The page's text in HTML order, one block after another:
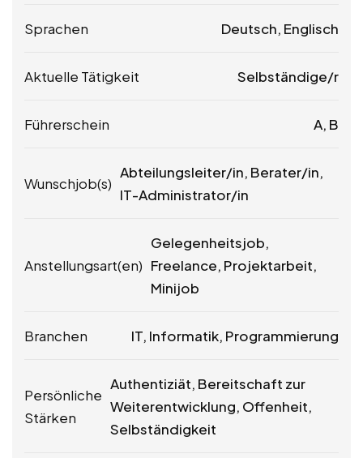
Sprachen Deutsch, Englisch
Aktuelle Tätigkeit Selbständige/r
Führerschein A, B
Wunschjob(s)
Abteilungsleiter/in, Berater/in,
IT-Administrator/in
Anstellungsart(en)
Gelegenheitsjob,
Freelance, Projektarbeit,
Minijob
Branchen IT, Informatik, Programmierung
Persönliche
Stärken
Authentiziät, Bereitschaft zur
Weiterentwicklung, Offenheit,
Selbständigkeit